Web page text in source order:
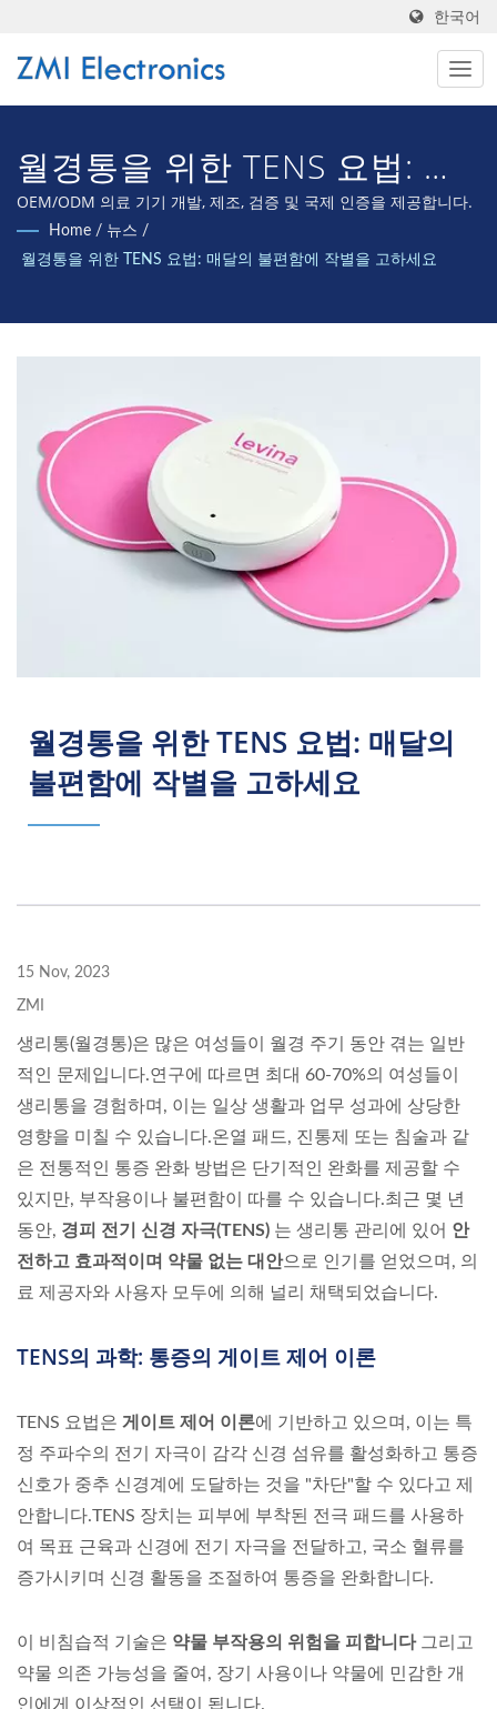
한국어
월경통을 위한 TENS 요법: 매
달의 불편함에 작별을 고하세
요
OEM/ODM 의료 기기 개발, 제조, 검증 및 국제 인증을 제공합니다.
Home / 뉴스 /
월경통을 위한 TENS 요법: 매달의 불편함에 작별을 고하세요
월경통을 위한 TENS 요법: 매달의
불편함에 작별을 고하세요
15 Nov, 2023
ZMI
생리통(월경통)은 많은 여성들이 월경 주기 동안 겪는 일반
적인 문제입니다.연구에 따르면 최대 60-70%의 여성들이
생리통을 경험하며, 이는 일상 생활과 업무 성과에 상당한
영향을 미칠 수 있습니다.온열 패드, 진통제 또는 침술과 같
은 전통적인 통증 완화 방법은 단기적인 완화를 제공할 수
있지만, 부작용이나 불편함이 따를 수 있습니다.최근 몇 년
동안, 경피 전기 신경 자극(TENS) 는 생리통 관리에 있어 안
전하고 효과적이며 약물 없는 대안으로 인기를 얻었으며, 의
료 제공자와 사용자 모두에 의해 널리 채택되었습니다.
TENS의 과학: 통증의 게이트 제어 이론
TENS 요법은 게이트 제어 이론에 기반하고 있으며, 이는 특
정 주파수의 전기 자극이 감각 신경 섬유를 활성화하고 통증
신호가 중추 신경계에 도달하는 것을 "차단"할 수 있다고 제
안합니다.TENS 장치는 피부에 부착된 전극 패드를 사용하
여 목표 근육과 신경에 전기 자극을 전달하고, 국소 혈류를
증가시키며 신경 활동을 조절하여 통증을 완화합니다.
이 비침습적 기술은 약물 부작용의 위험을 피합니다그리고
약물 의존 가능성을 줄여, 장기 사용이나 약물에 민감한 개
인에게 이상적인 선택이 됩니다.